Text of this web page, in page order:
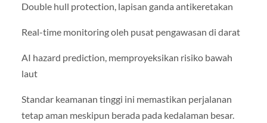
Double hull protection, lapisan ganda antikeretakan
Real-time monitoring oleh pusat pengawasan di darat
AI hazard prediction, memproyeksikan risiko bawah
laut
Standar keamanan tinggi ini memastikan perjalanan
tetap aman meskipun berada pada kedalaman besar.